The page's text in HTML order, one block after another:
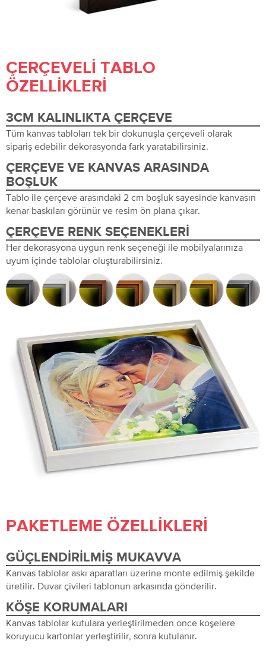
ÇERÇEVELI TABLO
ÖZELLIKLERI
3CM KALINLIKTA ÇERÇEVE
Tüm kanvas tabloları tek bir dokunuşla çerçeveli olarak
sipariş edebilir dekorasyonda fark yaratabilirsiniz.
ÇERÇEVE VE KANVAS ARASINDA
BOŞLUK
Tablo ile çerçeve arasındaki 2 cm boşluk sayesinde kanvasın
kenar baskıları görünür ve resim ön plana çıkar.
ÇERÇEVE RENK SEÇENEKLERI
Her dekorasyona uygun renk seçeneği ile mobilyalarınıza
uyum içinde tablolar oluşturabilirsiniz.
PAKETLEME ÖZELLIKLERI
GÜÇLENDIRILMIŞ MUKAVVA
Kanvas tablolar askı aparatları üzerine monte edilmiş şekilde
üretilir. Duvar çivileri tablonun arkasında gönderilir.
KÖŞE KORUMALARI
Kanvas tablolar kutulara yerleştirilmeden önce köşelere
koruyucu kartonlar yerleştirilir, sonra kutulanır.